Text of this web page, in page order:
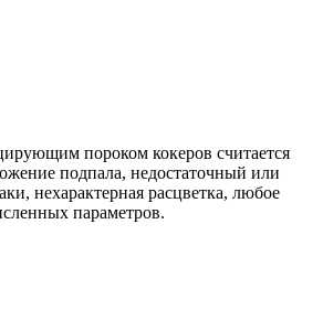
пороком кокеров считается
подпала, недостаточный или
нехарактерная расцветка, любое
параметров.